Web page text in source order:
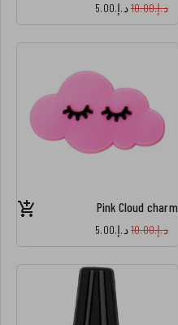
د.إ.‏10.00 د.إ.‏5.00
Pink Cloud charm
د.إ.‏10.00 د.إ.‏5.00